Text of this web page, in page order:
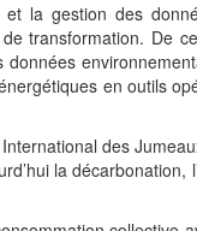
la gestion des
transformation. De
en outils
des
la